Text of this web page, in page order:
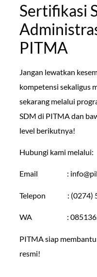
Sertifikasi
PITMA
Jangan lewatkan
kompetensi sekaligus
sekarang melalui
SDM di PITMA dan
level berikutnya!
Hubungi kami melalui:
Email :
Telepon : (0274)
WA :
PITMA siap
resmi!